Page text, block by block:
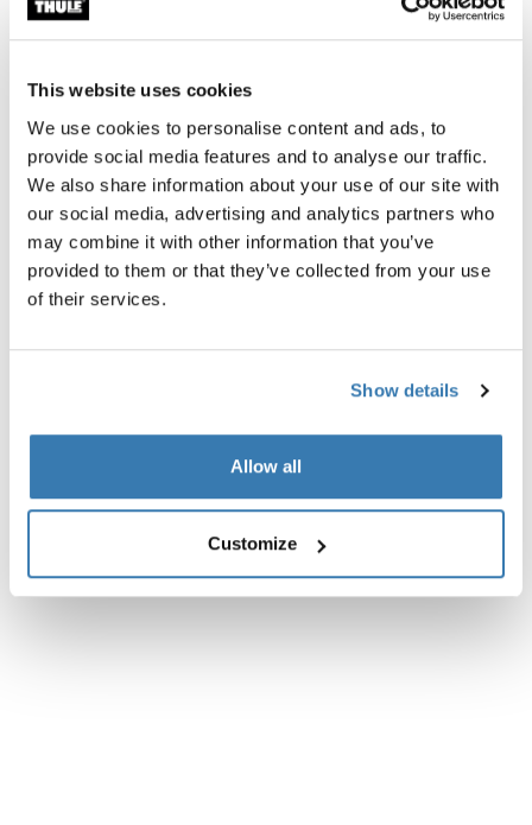
This website uses cookies
We use cookies to personalise content and ads, to
provide social media features and to analyse our traffic.
We also share information about your use of our site with
our social media, advertising and analytics partners who
may combine it with other information that you’ve
provided to them or that they’ve collected from your use
of their services.
Show details
Allow all
Customize
Toggle features
Toutes les caractéristiques
Toggle techspec
Caractéristiques techniques
Instructions